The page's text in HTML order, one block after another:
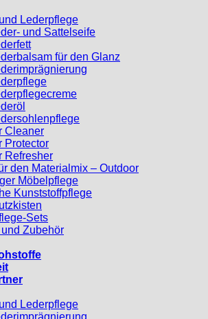
Lederpflege
und Sattelseife
für den Glanz
Cleaner
Protector
Refresher
den Materialmix – Outdoor
Möbelpflege
Kunststoffpflege
Sets
Zubehör
Lederpflege